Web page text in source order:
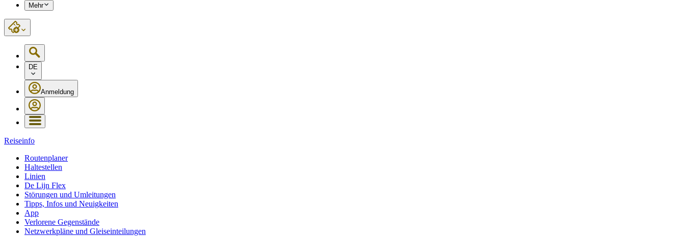
Mehr
DE
Anmeldung
Reiseinfo
Routenplaner
Haltestellen
Linien
De Lijn Flex
Störungen und Umleitungen
Tipps, Infos und Neuigkeiten
App
Verlorene Gegenstände
Netzwerkpläne und Gleiseinteilungen